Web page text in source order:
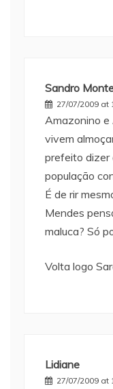
Sandro
27/07/2009 at
Amazonino e
vivem
prefeito dizer
população
É de rir
Mendes
maluca? Só
Volta logo
Lidiane
27/07/2009 at